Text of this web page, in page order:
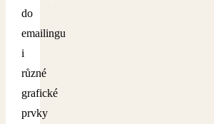
do
emailingu
i
různé
grafické
prvky